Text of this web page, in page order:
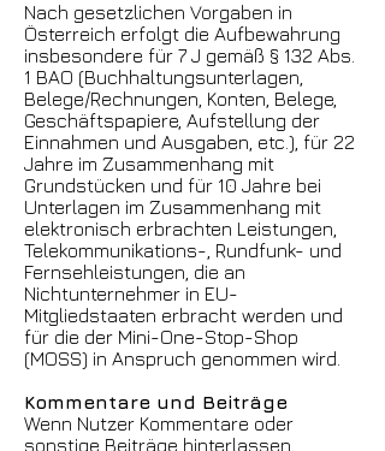
Nach gesetzlichen Vorgaben in
Österreich erfolgt die Aufbewahrung
insbesondere für 7 J gemäß § 132 Abs.
1 BAO (Buchhaltungsunterlagen,
Belege/Rechnungen, Konten, Belege,
Geschäftspapiere, Aufstellung der
Einnahmen und Ausgaben, etc.), für 22
Jahre im Zusammenhang mit
Grundstücken und für 10 Jahre bei
Unterlagen im Zusammenhang mit
elektronisch erbrachten Leistungen,
Telekommunikations-, Rundfunk- und
Fernsehleistungen, die an
Nichtunternehmer in EU-
Mitgliedstaaten erbracht werden und
für die der Mini-One-Stop-Shop
(MOSS) in Anspruch genommen wird.
Kommentare und Beiträge
Wenn Nutzer Kommentare oder
sonstige Beiträge hinterlassen,